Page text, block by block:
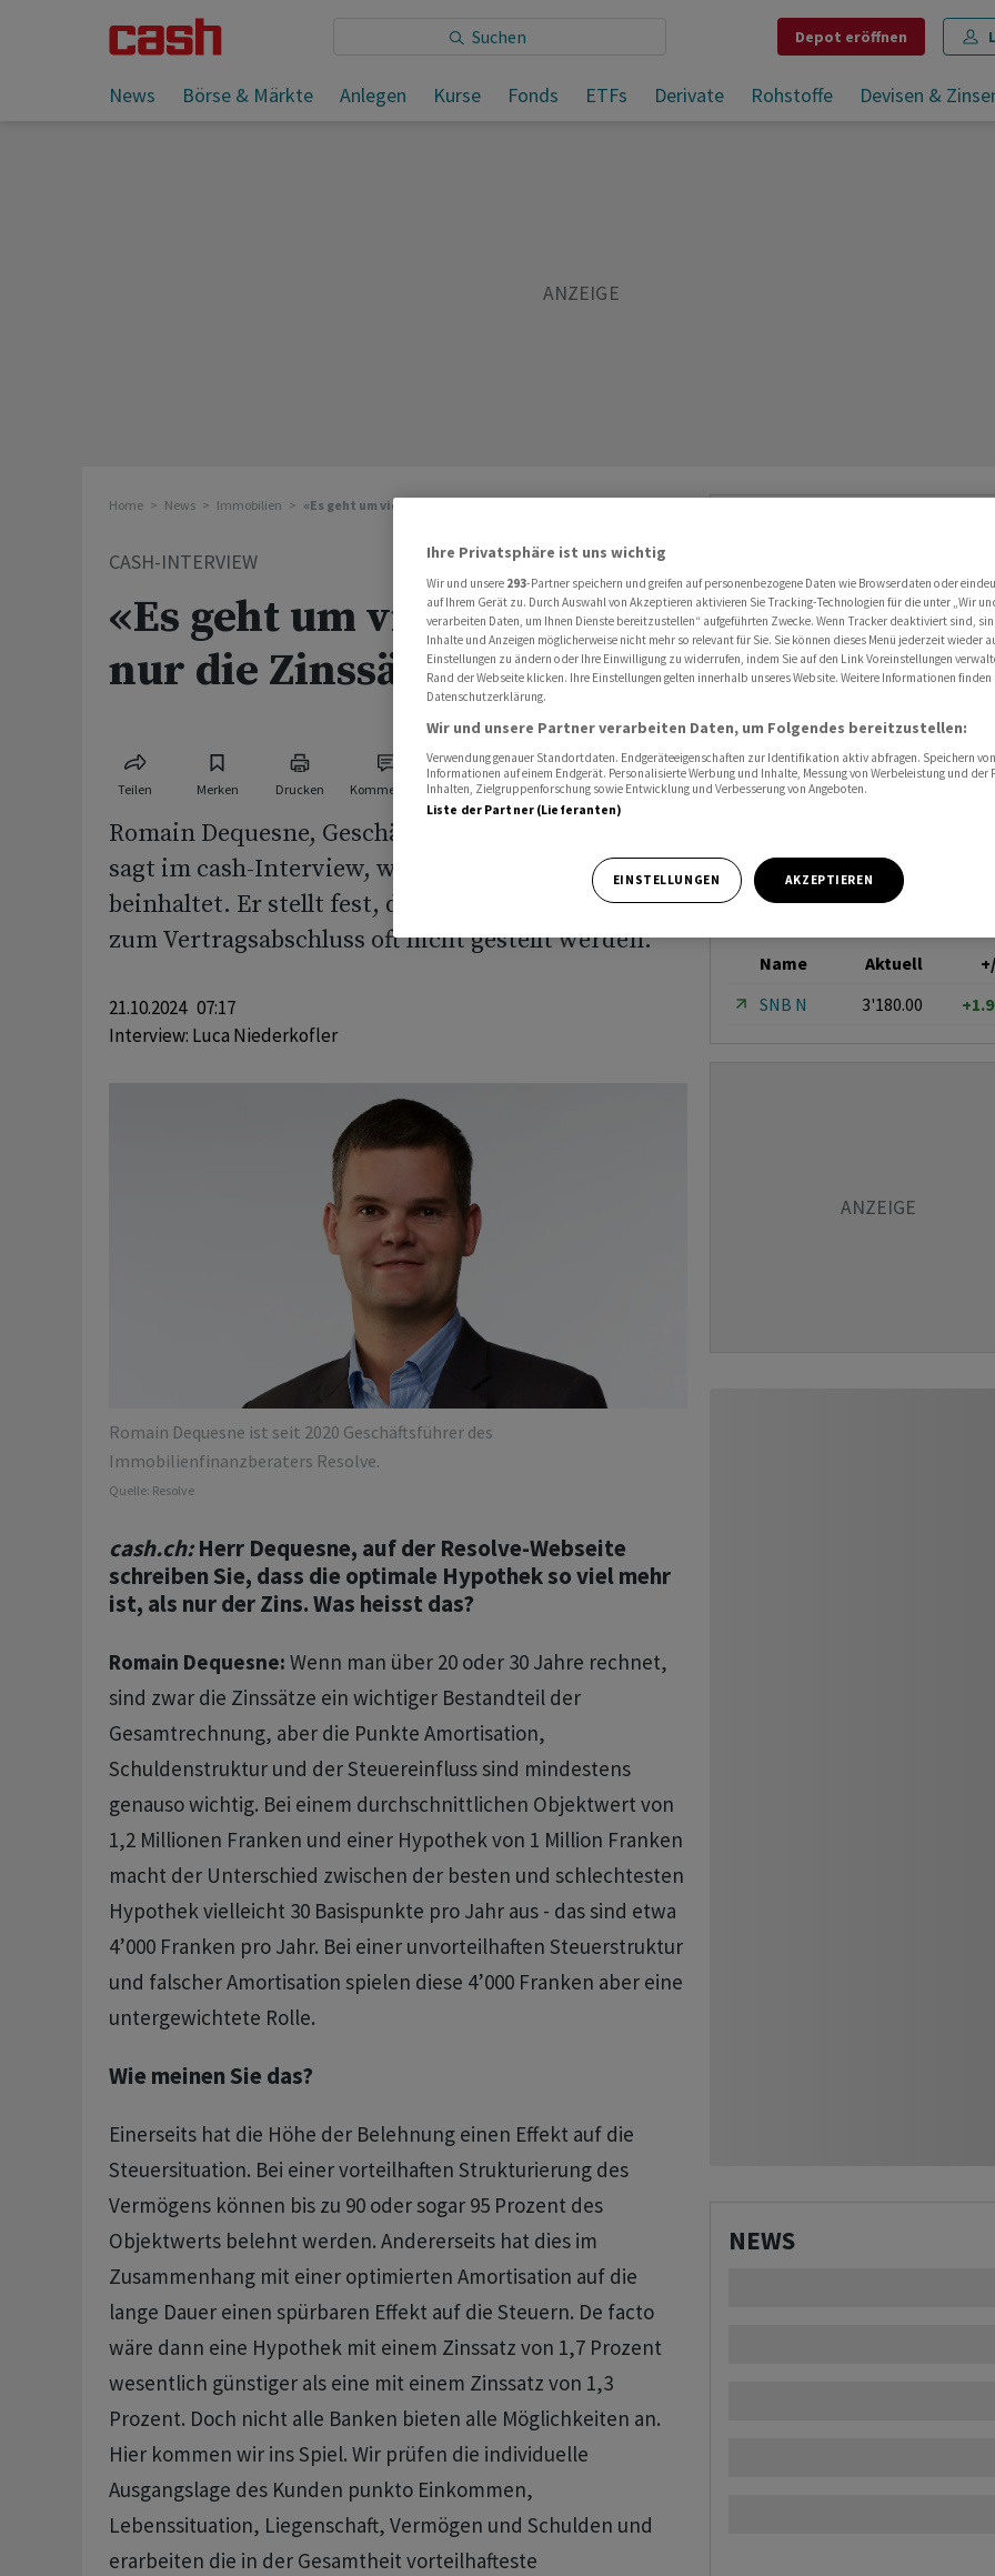
Depot eröffnen
News Börse & Märkte Anlegen Kurse Fonds ETFs Derivate Rohstoffe Devisen &
Sie lesen: «Es geht um viel mehr als nur die Zinssätze»
Teilen Merken Drucken Kommentare
Home News Immobilien «Es geht um viel mehr als nur die Zinssätze»
CASH-INTERVIEW
«Es geht um viel mehr als
nur die Zinssätze»
Teilen Merken Drucken Kommentare
Romain Dequesne, Geschäftsführer von Resolve,
sagt im cash-Interview, was die optimale Hypothek
beinhaltet. Er stellt fest, dass zentrale Fragen bis
zum Vertragsabschluss oft nicht gestellt werden.
21.10.2024 07:17
Interview: Luca Niederkofler
Romain Dequesne ist seit 2020 Geschäftsführer des
Immobilienfinanzberaters Resolve.
Quelle: Resolve
cash.ch:Herr Dequesne, auf der Resolve-Webseite
schreiben Sie, dass die optimale Hypothek so viel mehr
ist, als nur der Zins. Was heisst das?
Romain Dequesne: Wenn man über 20 oder 30 Jahre rechnet,
sind zwar die Zinssätze ein wichtiger Bestandteil der
Gesamtrechnung, aber die Punkte Amortisation,
Schuldenstruktur und der Steuereinfluss sind mindestens
genauso wichtig. Bei einem durchschnittlichen Objektwert von
1,2 Millionen Franken und einer Hypothek von 1 Million Franken
macht der Unterschied zwischen der besten und schlechtesten
Hypothek vielleicht 30 Basispunkte pro Jahr aus - das sind etwa
4’000 Franken pro Jahr. Bei einer unvorteilhaften Steuerstruktur
und falscher Amortisation spielen diese 4’000 Franken aber eine
untergewichtete Rolle.
Wie meinen Sie das?
Einerseits hat die Höhe der Belehnung einen Effekt auf die
Steuersituation. Bei einer vorteilhaften Strukturierung des
Vermögens können bis zu 90 oder sogar 95 Prozent des
Objektwerts belehnt werden. Andererseits hat dies im
Zusammenhang mit einer optimierten Amortisation auf die
lange Dauer einen spürbaren Effekt auf die Steuern. De facto
wäre dann eine Hypothek mit einem Zinssatz von 1,7 Prozent
wesentlich günstiger als eine mit einem Zinssatz von 1,3
Prozent. Doch nicht alle Banken bieten alle Möglichkeiten an.
Hier kommen wir ins Spiel. Wir prüfen die individuelle
Ausgangslage des Kunden punkto Einkommen,
Lebenssituation, Liegenschaft, Vermögen und Schulden und
erarbeiten die in der Gesamtheit vorteilhafteste
Name Aktuell
SNB N
3'180.00
NEWS
Ihre Privatsphäre ist uns wichtig
Wir und unsere 293-Partner speichern und greifen auf personenbezogene Daten wie Browserdaten oder
auf Ihrem Gerät zu. Durch Auswahl von Akzeptieren aktivieren Sie Tracking-Technologien für die unter „Wir
verarbeiten Daten, um Ihnen Dienste bereitzustellen“ aufgeführten Zwecke. Wenn Tracker deaktiviert sind,
Inhalte und Anzeigen möglicherweise nicht mehr so relevant für Sie. Sie können dieses Menü jederzeit wieder
Einstellungen zu ändern oder Ihre Einwilligung zu widerrufen, indem Sie auf den Link Voreinstellungen
Rand der Webseite klicken. Ihre Einstellungen gelten innerhalb unseres Website. Weitere Informationen finden
Datenschutzerklärung.
Wir und unsere Partner verarbeiten Daten, um Folgendes bereitzustellen:
Verwendung genauer Standortdaten. Endgeräteeigenschaften zur Identifikation aktiv abfragen. Speichern
Informationen auf einem Endgerät. Personalisierte Werbung und Inhalte, Messung von Werbeleistung und der
Inhalten, Zielgruppenforschung sowie Entwicklung und Verbesserung von Angeboten.
Liste der Partner (Lieferanten)
EINSTELLUNGEN AKZEPTIEREN